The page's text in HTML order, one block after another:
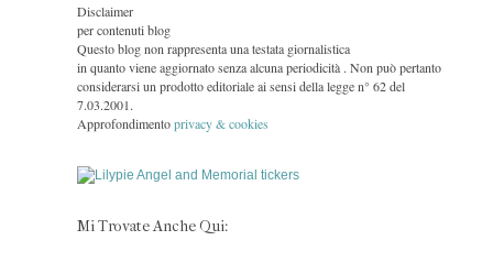
Disclaimer
per contenuti blog
Questo blog non rappresenta una testata giornalistica
in quanto viene aggiornato senza alcuna periodicità . Non può pertanto
considerarsi un prodotto editoriale ai sensi della legge n° 62 del
7.03.2001.
Approfondimentoprivacy & cookies
Mi Trovate Anche Qui: